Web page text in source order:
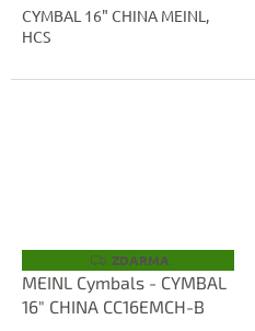
CYMBAL 16" CHINA MEINL,
HCS
Z
D
A
R
ZDARMA
MEINL Cymbals - CYMBAL
16" CHINA CC16EMCH-B